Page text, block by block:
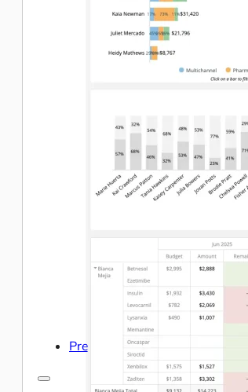
Ayuda
Nuestros servicios
Inteligencia empresarial
Analítica avanzada y ML
Precios